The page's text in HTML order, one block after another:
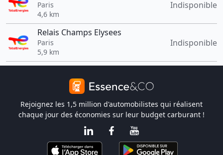
Paris
4,6 km
Indisponible
Relais Champs Elysees
Paris
5,9 km
Indisponible
Rejoignez les 1,5 million d'automobilistes qui réalisent
chaque jour des économies sur leur budget carburant !